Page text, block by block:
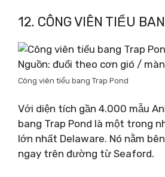
12. CÔNG VIÊN TIỂU
Nguồn: đuổi theo cơn gió /
Công viên tiểu bang Trap Pond
Với diện tích gần 4.000 mẫu
bang Trap Pond là một trong
lớn nhất Delaware. Nó nằm
ngay trên đường từ Seaford.